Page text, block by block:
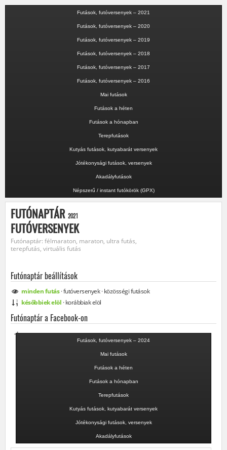
Futások, futóversenyek – 2021
Futások, futóversenyek – 2020
Futások, futóversenyek – 2019
Futások, futóversenyek – 2018
Futások, futóversenyek – 2017
Futások, futóversenyek – 2016
Mai futások
Futások a héten
Futások a hónapban
Terepfutások
Kutyás futások, kutyabarát versenyek
Jótékonysági futások, versenyek
Akadályfutások
Népszerű / instant futókörök (GPX)
FUTÓNAPTÁR 2021
FUTÓVERSENYEK
Futónaptár: félmaraton, maraton, ultra futás,
terepfutás, virtuális futás
Futónaptár beállítások
mindenfutás·futóversenyek·közösségifutások
későbbiek elöl ·korábbiak elöl
Futónaptár a Facebook-on
Futások, futóversenyek – 2024
Mai futások
Futások a héten
Futások a hónapban
Terepfutások
Kutyás futások, kutyabarát versenyek
Jótékonysági futások, versenyek
Akadályfutások